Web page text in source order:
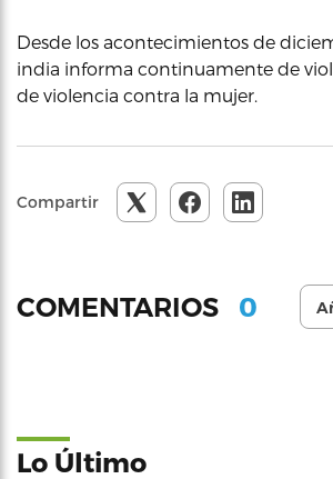
Desde los acontecimientos de
india informa continuamente de
de violencia contra la mujer.
Compartir
COMENTARIOS 0
Lo Último